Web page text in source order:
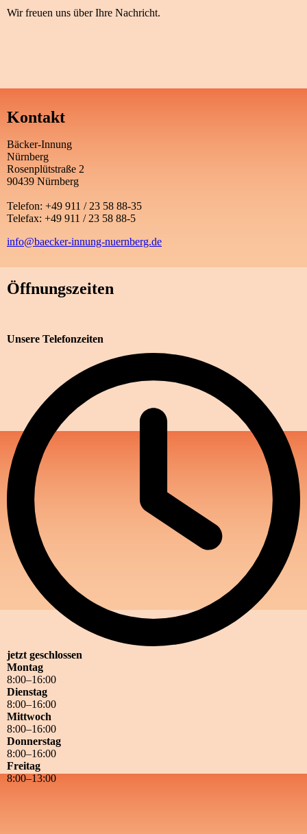
Wir freuen uns über Ihre Nachricht.
Kontakt
Bäcker-Innung
Nürnberg
Rosenplütstraße 2
90439 Nürnberg
Telefon: +49 911 / 23 58 88-35
Telefax: +49 911 / 23 58 88-5
info@baecker-innung-nuernberg.de
Öffnungszeiten
Unsere Telefonzeiten
jetzt geschlossen
Montag
8:00–16:00
Dienstag
8:00–16:00
Mittwoch
8:00–16:00
Donnerstag
8:00–16:00
Freitag
8:00–13:00